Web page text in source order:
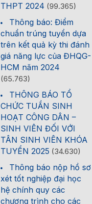
THPT 2024 (99.365)
Thông báo: Điểm
chuẩn trúng tuyển dựa
trên kết quả kỳ thi đánh
giá năng lực của ĐHQG-
HCM năm 2024
(65.763)
THÔNG BÁO TỔ
CHỨC TUẦN SINH
HOẠT CÔNG DÂN –
SINH VIÊN ĐỐI VỚI
TÂN SINH VIÊN KHÓA
TUYỂN 2025 (34.630)
Thông báo nộp hồ sơ
xét tốt nghiệp đại học
hệ chính quy các
chương trình cho các